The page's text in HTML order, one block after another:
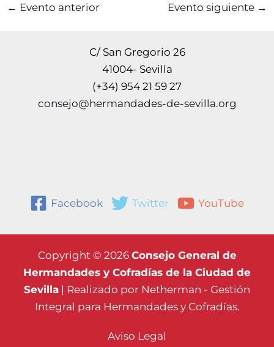
← Evento anterior Evento siguiente →
C/ San Gregorio 26
41004- Sevilla
(+34) 954 21 59 27
consejo@hermandades-de-sevilla.org
Facebook Twitter YouTube
Copyright © 2026 Consejo General de
Hermandades y Cofradías de la Ciudad de
Sevilla | Realizado por Netherman - Gestión
Integral para Hermandades y Cofradías.
Aviso Legal